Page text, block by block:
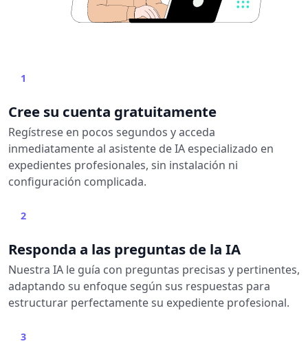
1
Cree su cuenta gratuitamente
Regístrese en pocos segundos y acceda
inmediatamente al asistente de IA especializado en
expedientes profesionales, sin instalación ni
configuración complicada.
2
Responda a las preguntas de la IA
Nuestra IA le guía con preguntas precisas y pertinentes,
adaptando su enfoque según sus respuestas para
estructurar perfectamente su expediente profesional.
3